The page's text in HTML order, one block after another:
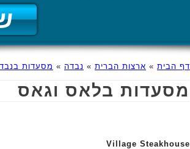
דף הבית » ארצות הברית » נבדה » מסעדות
מסעדות בלאס וגאס
Village Steakhouse